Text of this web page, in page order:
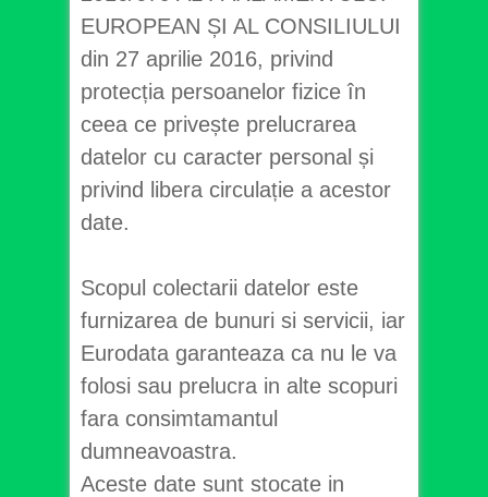
EUROPEAN ȘI AL CONSILIULUI
din 27 aprilie 2016, privind
protecția persoanelor fizice în
ceea ce privește prelucrarea
datelor cu caracter personal și
privind libera circulație a acestor
date.
Scopul colectarii datelor este
furnizarea de bunuri si servicii, iar
Eurodata garanteaza ca nu le va
folosi sau prelucra in alte scopuri
fara consimtamantul
dumneavoastra.
Aceste date sunt stocate in